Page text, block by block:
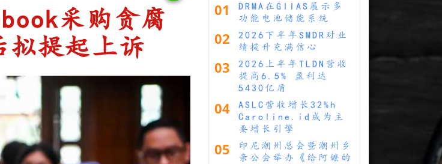
采购贪腐
拟提起上诉
01
DRMA在GIIAS展示多
功能电池储能系统
02
2026下半年SMDR对业
绩提升充满信心
03
2026上半年TLDN营收
提高6.5% 盈利达
5430亿盾
04
ASLC营收增长32%h
Caroline.id成为主
要增长引擎
05
印尼潮州总会暨潮州乡
亲公会举办《给阿嬷的